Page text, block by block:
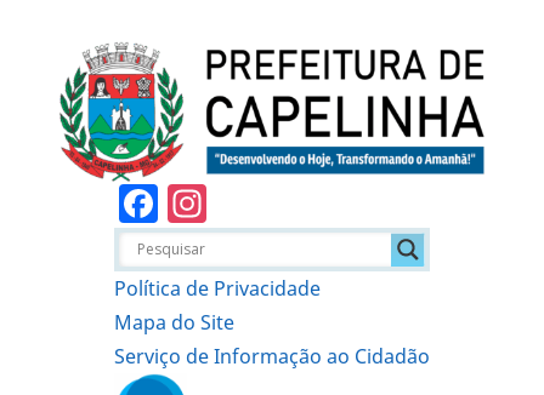
Facebook
Política de Privacidade
Mapa do Site
Serviço de Informação ao Cidadão